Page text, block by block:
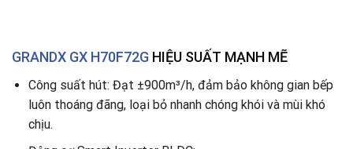
GRANDX GX H70F72G HIỆU SUẤT MẠNH MẼ
Công suất hút: Đạt ±900m³/h, đảm bảo không gian bếp
luôn thoáng đãng, loại bỏ nhanh chóng khói và mùi khó
chịu.